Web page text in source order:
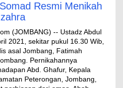
Resmi Menikah
(JOMBANG) -- Ustadz Abdul
2021, sekitar pukul 16.30 Wib,
asal Jombang, Fatimah
Pernikahannya
Abd. Ghafur, Kepala
Peterongan, Jombang,